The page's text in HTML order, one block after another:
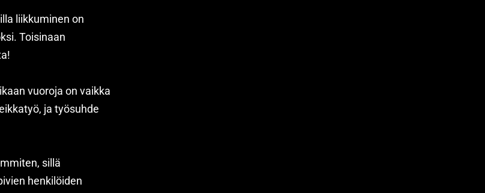
liikkuminen on
Toisinaan
vuoroja on vaikka
ja työsuhde
sillä
henkilöiden